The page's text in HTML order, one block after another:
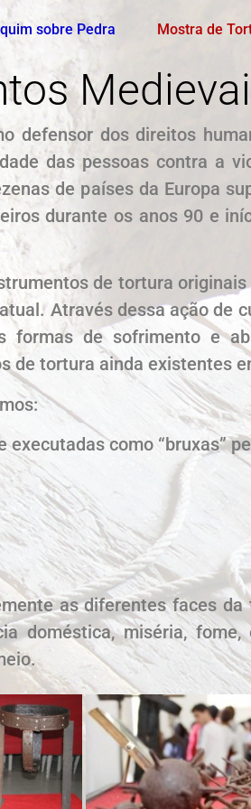
sobre Pedra Mostra de
defensor dos direitos
das pessoas contra a
de países da Europa
durante os anos 90 e
de tortura
Através dessa ação de
de sofrimento e
tortura ainda existentes
como “bruxas”
as diferentes faces
doméstica, miséria,